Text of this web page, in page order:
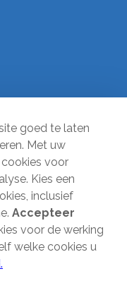
goed te laten
Met uw
voor
Kies een
inclusief
Accepteer
voor de werking
welke cookies u